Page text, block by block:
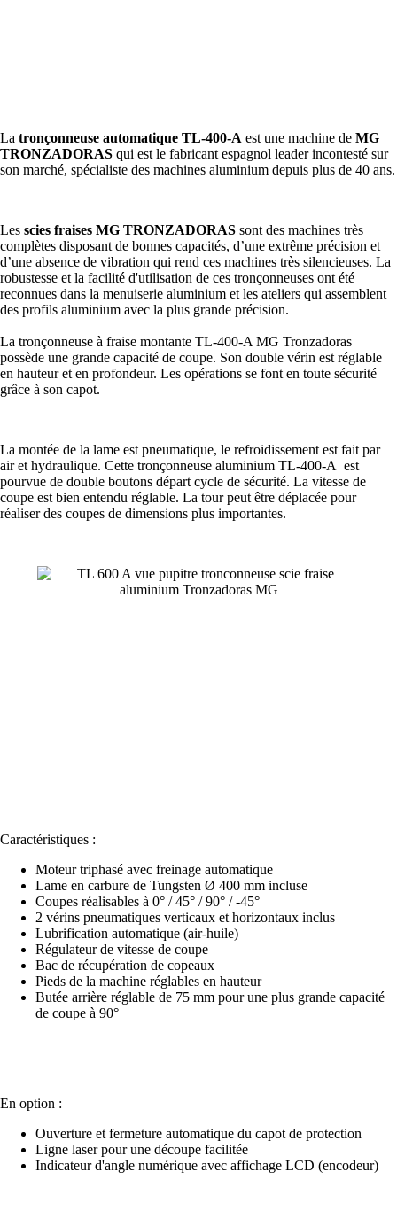
La tronçonneuse automatique TL-400-A est une machine de MG
TRONZADORAS qui est le fabricant espagnol leader incontesté sur
son marché, spécialiste des machines aluminium depuis plus de 40 ans.
Les scies fraises MG TRONZADORAS sont des machines très
complètes disposant de bonnes capacités, d’une extrême précision et
d’une absence de vibration qui rend ces machines très silencieuses. La
robustesse et la facilité d'utilisation de ces tronçonneuses ont été
reconnues dans la menuiserie aluminium et les ateliers qui assemblent
des profils aluminium avec la plus grande précision.
La tronçonneuse à fraise montante TL-400-A MG Tronzadoras
possède une grande capacité de coupe. Son double vérin est réglable
en hauteur et en profondeur. Les opérations se font en toute sécurité
grâce à son capot.
La montée de la lame est pneumatique, le refroidissement est fait par
air et hydraulique. Cette tronçonneuse aluminium TL-400-A est
pourvue de double boutons départ cycle de sécurité. La vitesse de
coupe est bien entendu réglable. La tour peut être déplacée pour
réaliser des coupes de dimensions plus importantes.
Caractéristiques :
Moteur triphasé avec freinage automatique
Lame en carbure de Tungsten Ø 400 mm incluse
Coupes réalisables à 0° / 45° / 90° / -45°
2 vérins pneumatiques verticaux et horizontaux inclus
Lubrification automatique (air-huile)
Régulateur de vitesse de coupe
Bac de récupération de copeaux
Pieds de la machine réglables en hauteur
Butée arrière réglable de 75 mm pour une plus grande capacité
de coupe à 90°
En option :
Ouverture et fermeture automatique du capot de protection
Ligne laser pour une découpe facilitée
Indicateur d'angle numérique avec affichage LCD (encodeur)